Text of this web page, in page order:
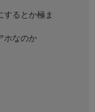
するとか極ま
ホなのか